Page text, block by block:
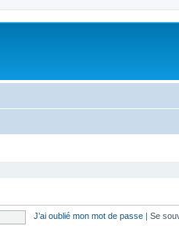
J’ai oublié mon mot de passe Se